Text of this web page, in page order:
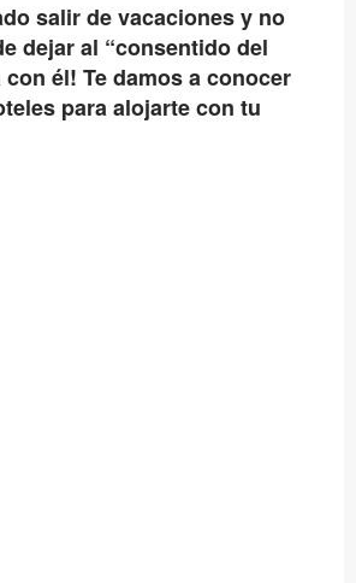
salir de vacaciones y no
dejar al “consentido del
con él! Te damos a conocer
para alojarte con tu